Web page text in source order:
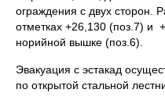
ограждения с двух сторон.
отметках +26,130 (поз.7) и
норийной вышке (поз.6).
Эвакуация с эстакад
по открытой стальной